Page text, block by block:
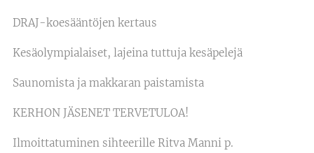
DRAJ-koesääntöjen kertaus
Kesäolympialaiset, lajeina tuttuja kesäpelejä
Saunomista ja makkaran paistamista
KERHON JÄSENET TERVETULOA!
Ilmoittatuminen sihteerille Ritva Manni p.